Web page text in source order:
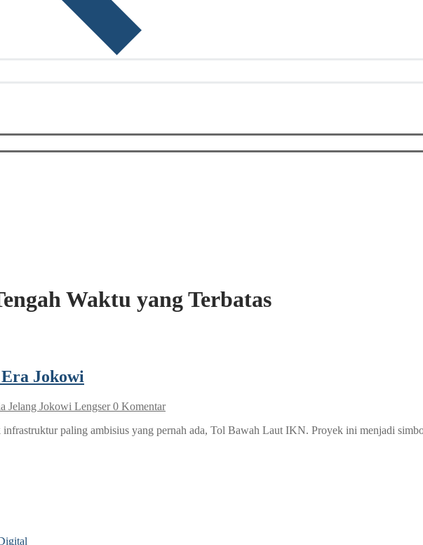
Waktu yang Terbatas
Jokowi
Jelang Jokowi Lengser0 Komentar
paling ambisius yang pernah ada, Tol Bawah Laut IKN. Proyek ini menjadi